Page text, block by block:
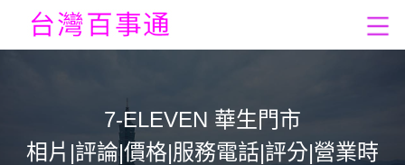
7-ELEVEN 華生門市
相片|評論|價格|服務電話|評分|營業時